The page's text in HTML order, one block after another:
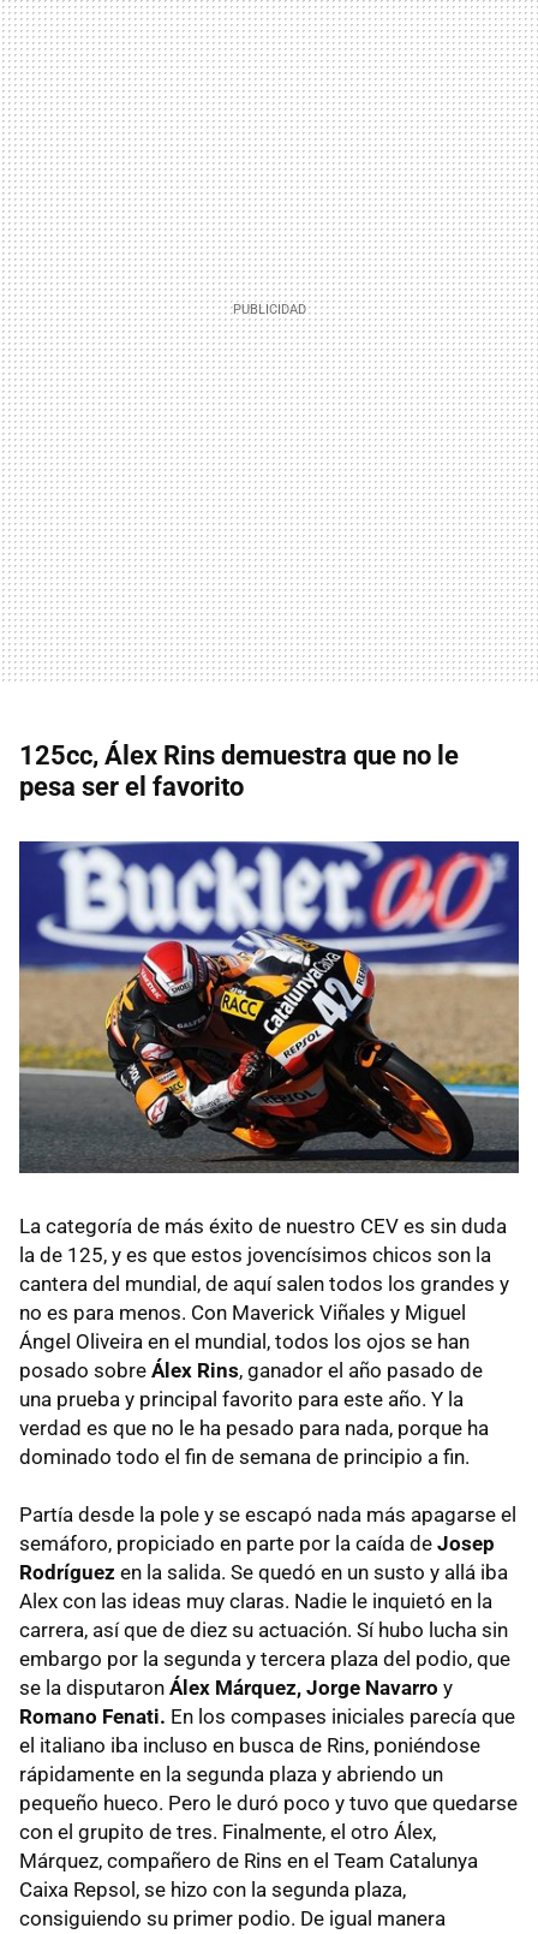
125cc, Álex Rins demuestra que no le
pesa ser el favorito
La categoría de más éxito de nuestro CEV es sin duda
la de 125, y es que estos jovencísimos chicos son la
cantera del mundial, de aquí salen todos los grandes y
no es para menos. Con Maverick Viñales y Miguel
Ángel Oliveira en el mundial, todos los ojos se han
posado sobre Álex Rins, ganador el año pasado de
una prueba y principal favorito para este año. Y la
verdad es que no le ha pesado para nada, porque ha
dominado todo el fin de semana de principio a fin.
Partía desde la pole y se escapó nada más apagarse el
semáforo, propiciado en parte por la caída de Josep
Rodríguez en la salida. Se quedó en un susto y allá iba
Alex con las ideas muy claras. Nadie le inquietó en la
carrera, así que de diez su actuación. Sí hubo lucha sin
embargo por la segunda y tercera plaza del podio, que
se la disputaron Álex Márquez, Jorge Navarro y
Romano Fenati. En los compases iniciales parecía que
el italiano iba incluso en busca de Rins, poniéndose
rápidamente en la segunda plaza y abriendo un
pequeño hueco. Pero le duró poco y tuvo que quedarse
con el grupito de tres. Finalmente, el otro Álex,
Márquez, compañero de Rins en el Team Catalunya
Caixa Repsol, se hizo con la segunda plaza,
consiguiendo su primer podio. De igual manera